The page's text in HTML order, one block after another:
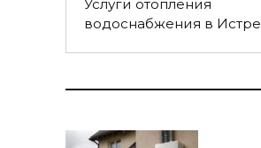
Услуги отопления
водоснабжения в Истре